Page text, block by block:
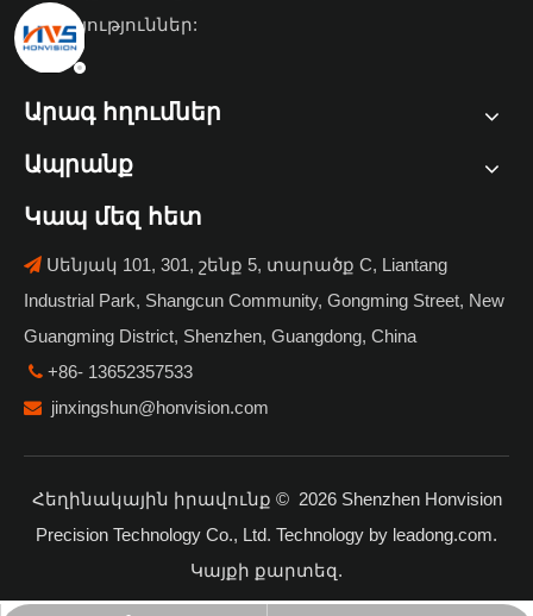
ծառայություններ:
Արագ հղումներ
Ապրանք
Կապ մեզ հետ
 Սենյակ 101, 301, շենք 5, տարածք C, Liantang
Industrial Park, Shangcun Community, Gongming Street, New
Guangming District, Shenzhen, Guangdong, China
 +86- 13652357533
 jinxingshun@honvision.com
Հեղինակային իրավունք © 2026Shenzhen Honvision
Precision Technology Co., Ltd. Technology by leadong.com.
Կայքի քարտեզ.